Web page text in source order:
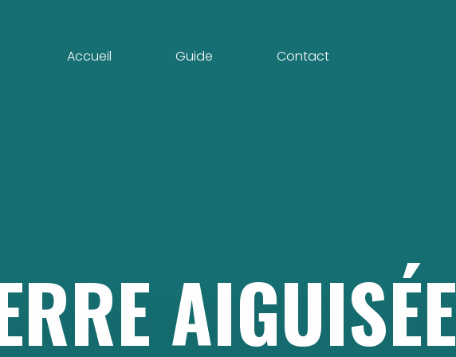
Accueil Guide Contact
AIGUISÉE